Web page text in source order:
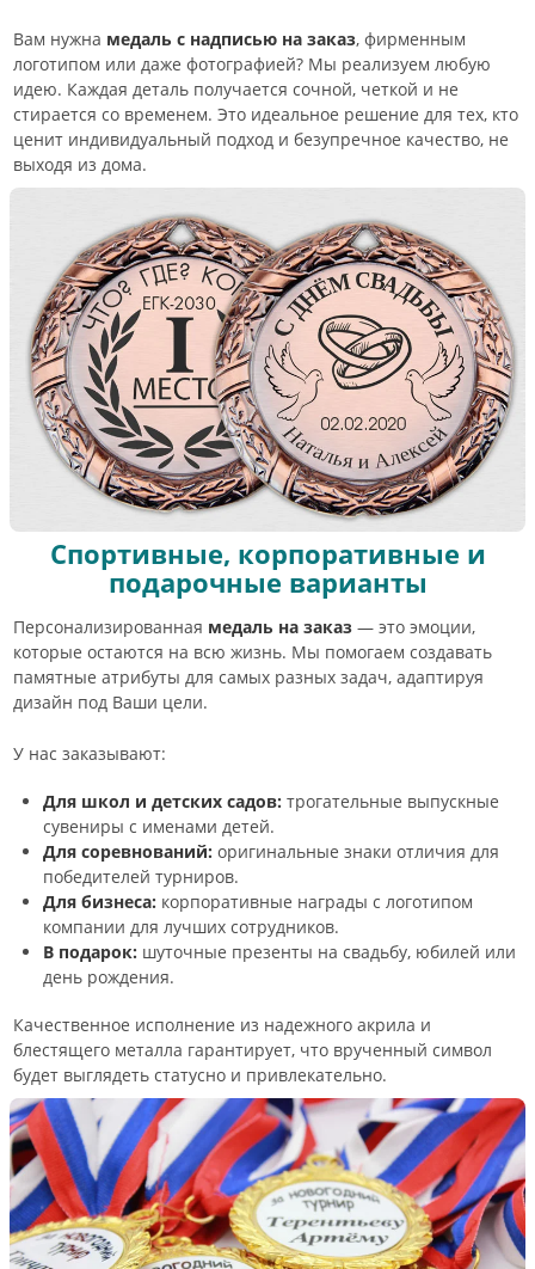
Вам нужна медаль с надписью на заказ, фирменным
логотипом или даже фотографией? Мы реализуем любую
идею. Каждая деталь получается сочной, четкой и не
стирается со временем. Это идеальное решение для тех, кто
ценит индивидуальный подход и безупречное качество, не
выходя из дома.
Спортивные, корпоративные и
подарочные варианты
Персонализированная медаль на заказ — это эмоции,
которые остаются на всю жизнь. Мы помогаем создавать
памятные атрибуты для самых разных задач, адаптируя
дизайн под Ваши цели.
У нас заказывают:
Для школ и детских садов: трогательные выпускные
сувениры с именами детей.
Для соревнований: оригинальные знаки отличия для
победителей турниров.
Для бизнеса: корпоративные награды с логотипом
компании для лучших сотрудников.
В подарок: шуточные презенты на свадьбу, юбилей или
день рождения.
Качественное исполнение из надежного акрила и
блестящего металла гарантирует, что врученный символ
будет выглядеть статусно и привлекательно.